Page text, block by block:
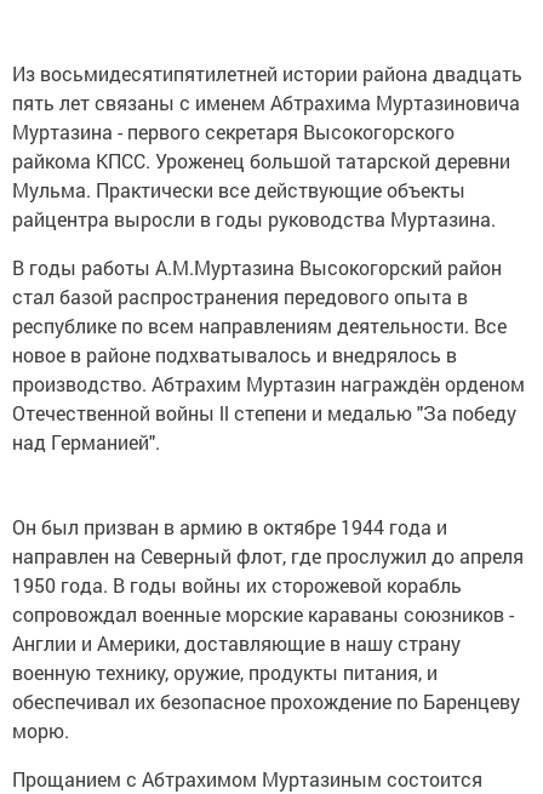
Из восьмидесятипятилетней истории района двадцать
пять лет связаны с именем Абтрахима Муртазиновича
Муртазина - первого секретаря Высокогорского
райкома КПСС. Уроженец большой татарской деревни
Мульма. Практически все действующие объекты
райцентра выросли в годы руководства Муртазина.
В годы работы А.М.Муртазина Высокогорский район
стал базой распространения передового опыта в
республике по всем направлениям деятельности. Все
новое в районе подхватывалось и внедрялось в
производство. Абтрахим Муртазин награждён орденом
Отечественной войны ll степени и медалью "За победу
над Германией".
Он был призван в армию в октябре 1944 года и
направлен на Северный флот, где прослужил до апреля
1950 года. В годы войны их сторожевой корабль
сопровождал военные морские караваны союзников -
Англии и Америки, доставляющие в нашу страну
военную технику, оружие, продукты питания, и
обеспечивал их безопасное прохождение по Баренцеву
морю.
Прощанием с Абтрахимом Муртазиным состоится